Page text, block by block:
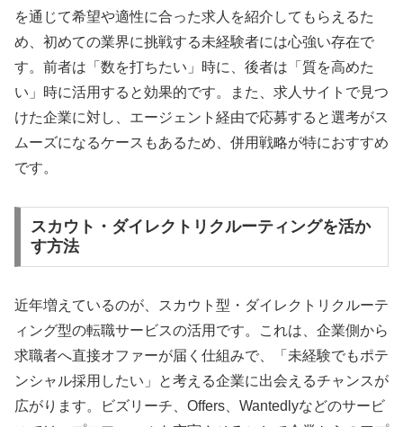
を通じて希望や適性に合った求人を紹介してもらえるた
め、初めての業界に挑戦する未経験者には心強い存在で
す。前者は「数を打ちたい」時に、後者は「質を高めた
い」時に活用すると効果的です。また、求人サイトで見つ
けた企業に対し、エージェント経由で応募すると選考がス
ムーズになるケースもあるため、併用戦略が特におすすめ
です。
スカウト・ダイレクトリクルーティングを活か
す方法
近年増えているのが、スカウト型・ダイレクトリクルーテ
ィング型の転職サービスの活用です。これは、企業側から
求職者へ直接オファーが届く仕組みで、「未経験でもポテ
ンシャル採用したい」と考える企業に出会えるチャンスが
広がります。ビズリーチ、Offers、Wantedlyなどのサービ